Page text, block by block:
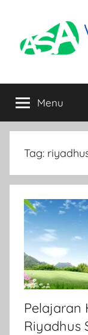
content
Batas
Menu
Tag:
Pelajaran
Riyadhus